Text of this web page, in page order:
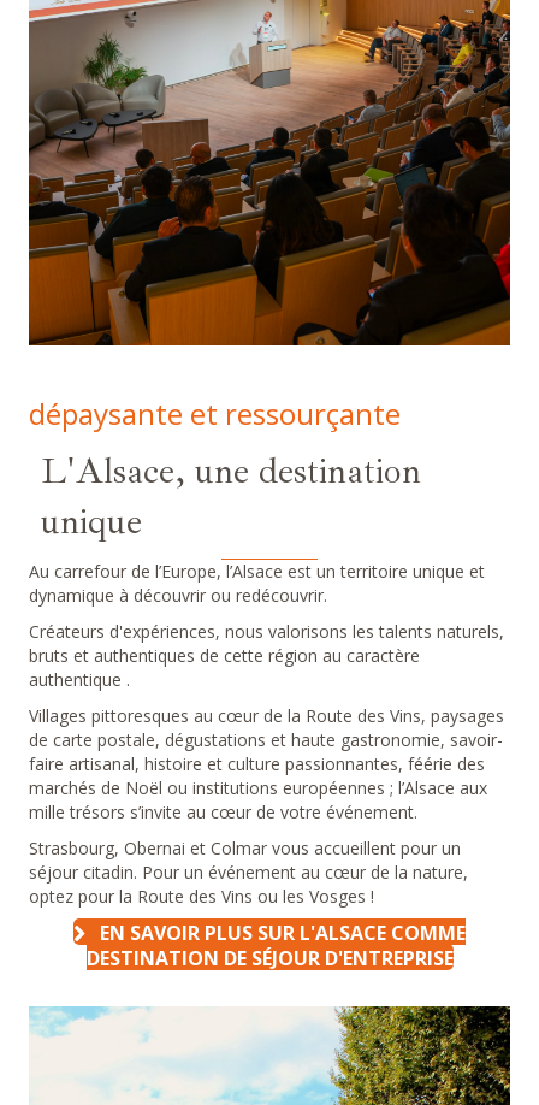
dépaysante et ressourçante
L'Alsace, une destination
unique
Au carrefour de l’Europe, l’Alsace est un territoire unique et
dynamique à découvrir ou redécouvrir.
Créateurs d'expériences, nous valorisons les talents naturels,
bruts et authentiques de cette région au caractère
authentique .
Villages pittoresques au cœur de la Route des Vins, paysages
de carte postale, dégustations et haute gastronomie, savoir-
faire artisanal, histoire et culture passionnantes, féérie des
marchés de Noël ou institutions européennes ; l’Alsace aux
mille trésors s’invite au cœur de votre événement.
Strasbourg, Obernai et Colmar vous accueillent pour un
séjour citadin. Pour un événement au cœur de la nature,
optez pour la Route des Vins ou les Vosges !
EN SAVOIR PLUS SUR L'ALSACE COMME
DESTINATION DE SÉJOUR D'ENTREPRISE